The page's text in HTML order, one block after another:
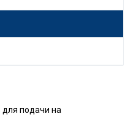
подачи на